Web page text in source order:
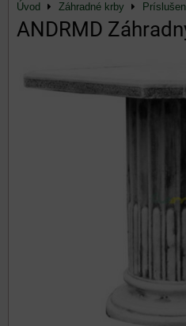
Úvod Záhradné krby
ANDRMD